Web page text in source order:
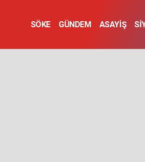
SÖKE GÜNDEM ASAYİŞ